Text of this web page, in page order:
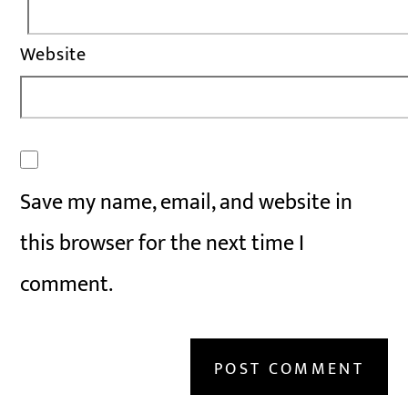
Website
Save my name, email, and website in
this browser for the next time I
comment.